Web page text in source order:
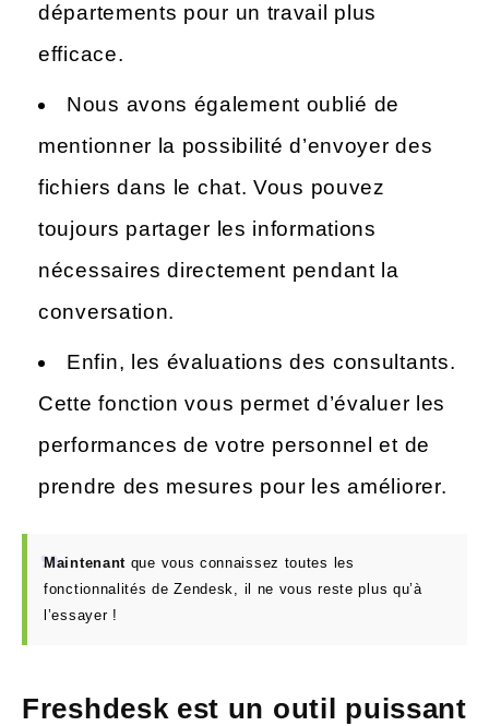
départements pour un travail plus
efficace.
Nous avons également oublié de
mentionner la possibilité d’envoyer des
fichiers dans le chat. Vous pouvez
toujours partager les informations
nécessaires directement pendant la
conversation.
Enfin, les évaluations des consultants.
Cette fonction vous permet d’évaluer les
performances de votre personnel et de
prendre des mesures pour les améliorer.
Maintenant que vous connaissez toutes les
fonctionnalités de Zendesk, il ne vous reste plus qu’à
l’essayer !
Freshdesk est un outil puissant